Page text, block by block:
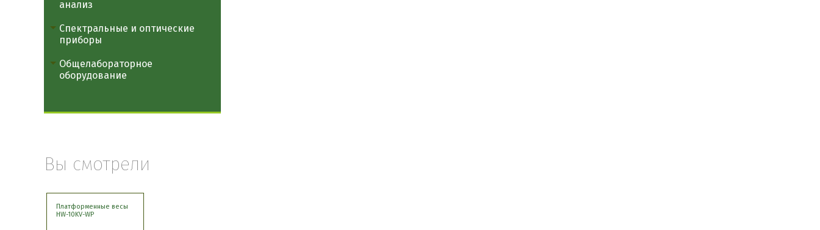
анализ
Спектральные и оптические
приборы
Общелабораторное
оборудование
Вы смотрели
Платформенные весы
HW-10KV-WP